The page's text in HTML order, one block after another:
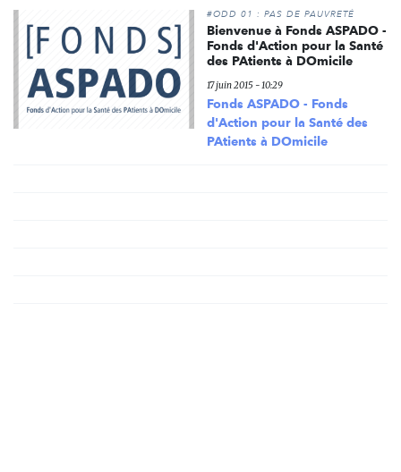
#ODD 01 : PAS DE PAUVRETÉ
Bienvenue à Fonds ASPADO -
Fonds d'Action pour la Santé
des PAtients à DOmicile
17 juin 2015 - 10:29
Fonds ASPADO - Fonds
d'Action pour la Santé des
PAtients à DOmicile